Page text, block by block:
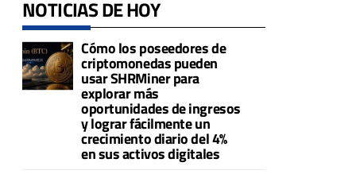
NOTICIAS DE HOY
Cómo los poseedores de
criptomonedas pueden
usar SHRMiner para
explorar más
oportunidades de ingresos
y lograr fácilmente un
crecimiento diario del 4%
en sus activos digitales